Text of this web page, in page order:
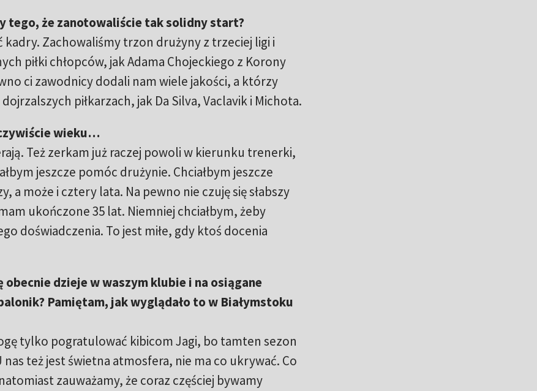
tego, że zanotowaliście tak solidny start?
kadry. Zachowaliśmy trzon drużyny z trzeciej ligi i
piłki chłopców, jak Adama Chojeckiego z Korony
ci zawodnicy dodali nam wiele jakości, a którzy
piłkarzach, jak Da Silva, Vaclavik i Michota.
wieku…
Też zerkam już raczej powoli w kierunku trenerki,
jeszcze pomóc drużynie. Chciałbym jeszcze
a może i cztery lata. Na pewno nie czuję się słabszy
ukończone 35 lat. Niemniej chciałbym, żeby
doświadczenia. To jest miłe, gdy ktoś docenia
obecnie dzieje w waszym klubie i na osiągane
Pamiętam, jak wyglądało to w Białymstoku
tylko pogratulować kibicom Jagi, bo tamten sezon
też jest świetna atmosfera, nie ma co ukrywać. Co
zauważamy, że coraz częściej bywamy